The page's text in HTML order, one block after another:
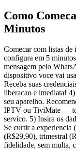
Como
Minutos
Comecar com listas
configura em 5
mensagem pelo
dispositivo voce vai
Receba suas
liberacao e imediata!
seu aparelho.
IPTV ou TiviMate —
servico. 5) Insira os
Se curtir a experiencia
(R$29,90), trimestral
fidelidade, sem multa,